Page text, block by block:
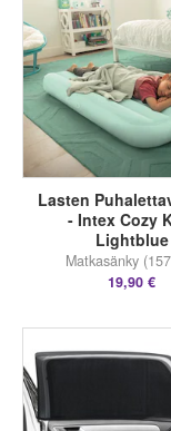
Lasten
- Intex Cozy
Lightblue
Matkasänky
19,90 €